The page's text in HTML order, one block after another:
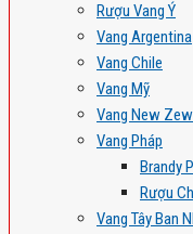
Rượu Vang Ý
Vang Argentina
Vang Chile
Vang Mỹ
Vang New
Vang Pháp
Brandy
Rượu
Vang Tây Ban